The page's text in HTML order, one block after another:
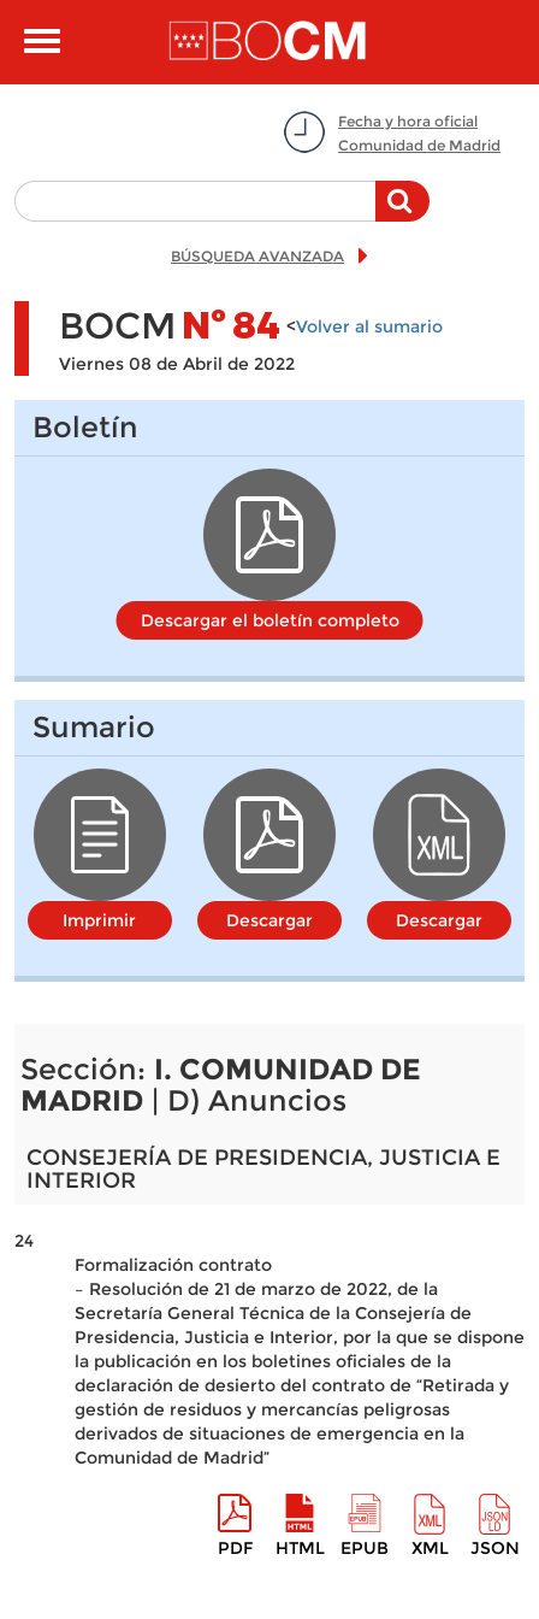
Toggle
Fecha y hora oficial
Comunidad de Madrid
BÚSQUEDA AVANZADA
BOCM Nº84 <Volver al sumario
Viernes 08 de Abril de 2022
Boletín
Descargar el boletín completo
Sumario
Imprimir Descargar Descargar
Sección: I. COMUNIDAD DE
MADRID| D) Anuncios
CONSEJERÍA DE PRESIDENCIA, JUSTICIA E
INTERIOR
24
Formalización contrato
– Resolución de 21 de marzo de 2022, de la
Secretaría General Técnica de la Consejería de
Presidencia, Justicia e Interior, por la que se dispone
la publicación en los boletines oficiales de la
declaración de desierto del contrato de “Retirada y
gestión de residuos y mercancías peligrosas
derivados de situaciones de emergencia en la
Comunidad de Madrid”
PDF HTML EPUB XML JSON